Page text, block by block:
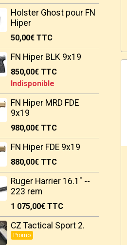
Holster Ghost pour FN
Hiper
50,00€TTC
FN Hiper BLK 9x19
850,00€TTC
Indisponible
FN Hiper MRD FDE
9x19
980,00€TTC
FN Hiper FDE 9x19
880,00€TTC
Ruger Harrier 16.1" --
223 rem
1 075,00€TTC
CZ Tactical Sport 2.
Promo